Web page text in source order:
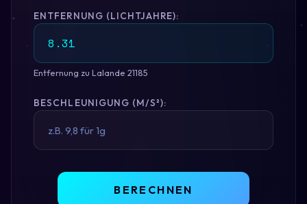
ENTFERNUNG (LICHTJAHRE):
Entfernung zu Lalande 21185
BESCHLEUNIGUNG (M/S²):
BERECHNEN